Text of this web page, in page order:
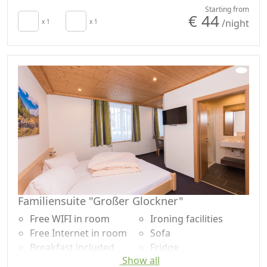
Hair dryer
Towels
Wardrobe
Plastic-free shampoo,
no single-use
x 1 x 1
Starting from
€ 44/night
Familiensuite "Großer Glockner"
Free WIFI in room
Free Internet in room
Breakfast included
Ironing facilities
Sofa
Fridge
Natural wood
Show all